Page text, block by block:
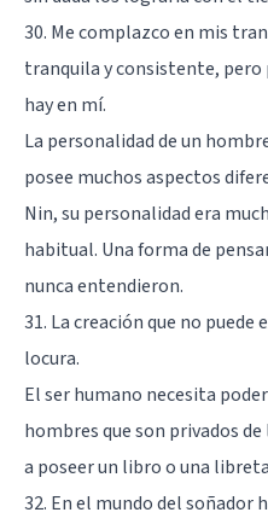
30. Me complazco en mis
tranquila y consistente, pero
hay en mí.
La personalidad de un
posee muchos aspectos
Nin, su personalidad era
habitual. Una forma de
nunca entendieron.
31. La creación que no puede
locura.
El ser humano necesita
hombres que son privados
a poseer un libro o una
32. En el mundo del soñador